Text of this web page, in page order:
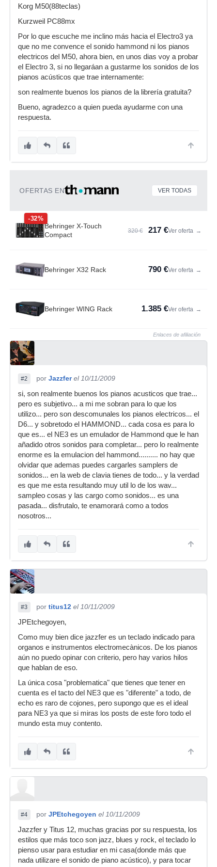
Korg M50(88teclas)
Kurzweil PC88mx
Por lo que escuche me inclino más hacia el Electro3 ya
que no me convence el sonido hammond ni los pianos
electricos del M50, ahora bien, en unos dias voy a probar
el Electro 3, si no llegaráan a gustarme los sonidos de los
pianos acústicos que trae internamente:
son realmente buenos los pianos de la librería gratuita?
Bueno, agradezco a quien pueda ayudarme con una
respuesta.
OFERTAS EN VER TODAS
-32%
Behringer X-Touch
Compact
320 € 217 €Ver oferta →
Behringer X32 Rack 790 €Ver oferta →
Behringer WING Rack 1.385 €Ver oferta →
Enlaces de afiliación
#2 por Jazzfer el 10/11/2009
si, son realmente buenos los pianos acusticos que trae...
pero es subjetivo... a mi me sobran para lo que los
utilizo... pero son descomunales los pianos electricos... el
D6... y sobretodo el HAMMOND... cada cosa es para lo
que es... el NE3 es un emulador de Hammond que le han
añadido otros sonidos para completar... pero lo realmente
enorme es la emulacion del hammond.......... no hay que
olvidar que ademas puedes cargarles samplers de
sonidos... en la web de clavia tienes de todo... y la verdad
es que me esta resultando muy util lo de los wav...
sampleo cosas y las cargo como sonidos... es una
pasada... disfrutalo, te enamorará como a todos
nosotros...
#3 por titus12 el 10/11/2009
JPEtchegoyen,
Como muy bien dice jazzfer es un teclado indicado para
organos e instrumentos electromecànicos. De los pianos
aún no puedo opinar con criterio, pero hay varios hilos
que hablan de eso.
La única cosa "problematica" que tienes que tener en
cuenta es el tacto del NE3 que es "diferente" a todo, de
echo es raro de cojones, pero supongo que es el ideal
para NE3 ya que si miras los posts de este foro todo el
mundo esta muy contento.
#4 por JPEtchegoyen el 10/11/2009
Jazzfer y Titus 12, muchas gracias por su respuesta, los
estilos que más toco son jazz, blues y rock, el teclado lo
pienso usar para estudiar en mi casa(donde más que
nada utilizare el sonido de piano acústico), y para tocar